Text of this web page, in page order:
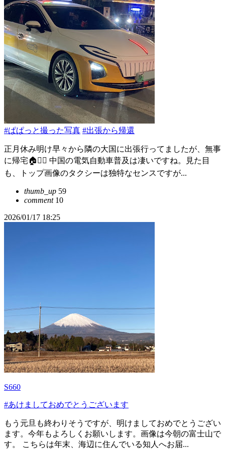
#ぱぱっと撮った写真 #出張から帰還
正月休み明け早々から隣の大国に出張行ってましたが、無事
に帰宅🏠😮‍💨 中国の電気自動車普及は凄いですね。見た目
も、トップ画像のタクシーは独特なセンスですが...
thumb_up 59
comment10
2026/01/17 18:25
S660
#あけましておめでとうございます
もう元旦も終わりそうですが、明けましておめでとうござい
ます。今年もよろしくお願いします。画像は今朝の富士山で
す。 こちらは年末、海辺に住んでいる知人へお届...